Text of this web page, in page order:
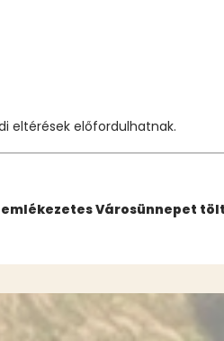
eltérések előfordulhatnak.
Városünnepet